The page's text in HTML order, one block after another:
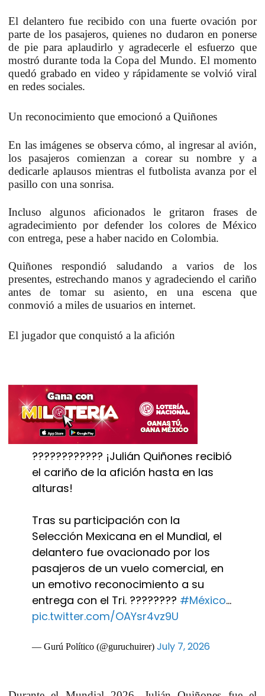
El delantero fue recibido con una fuerte ovación por
parte de los pasajeros, quienes no dudaron en ponerse
de pie para aplaudirlo y agradecerle el esfuerzo que
mostró durante toda la Copa del Mundo. El momento
quedó grabado en video y rápidamente se volvió viral
en redes sociales.
Un reconocimiento que emocionó a Quiñones
En las imágenes se observa cómo, al ingresar al avión,
los pasajeros comienzan a corear su nombre y a
dedicarle aplausos mientras el futbolista avanza por el
pasillo con una sonrisa.
Incluso algunos aficionados le gritaron frases de
agradecimiento por defender los colores de México
con entrega, pese a haber nacido en Colombia.
Quiñones respondió saludando a varios de los
presentes, estrechando manos y agradeciendo el cariño
antes de tomar su asiento, en una escena que
conmovió a miles de usuarios en internet.
El jugador que conquistó a la afición
???????????? ¡Julián Quiñones recibió
el cariño de la afición hasta en las
alturas!
Tras su participación con la
Selección Mexicana en el Mundial, el
delantero fue ovacionado por los
pasajeros de un vuelo comercial, en
un emotivo reconocimiento a su
entrega con el Tri. ???????? #México…
pic.twitter.com/OAYsr4vz9U
— Gurú Político (@guruchuirer) July 7, 2026